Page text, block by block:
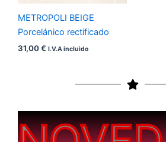
METROPOLI BEIGE
Porcelánico rectificado
31,00€ I.V.A incluido